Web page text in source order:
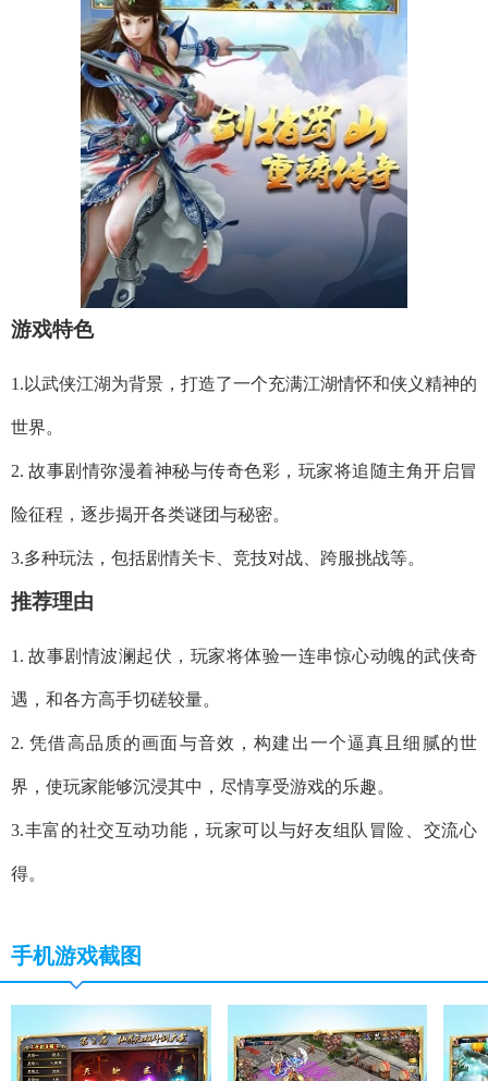
游戏特色
1.以武侠江湖为背景，打造了一个充满江湖情怀和侠义精神的
世界。
2. 故事剧情弥漫着神秘与传奇色彩，玩家将追随主角开启冒
险征程，逐步揭开各类谜团与秘密。
3.多种玩法，包括剧情关卡、竞技对战、跨服挑战等。
推荐理由
1. 故事剧情波澜起伏，玩家将体验一连串惊心动魄的武侠奇
遇，和各方高手切磋较量。
2. 凭借高品质的画面与音效，构建出一个逼真且细腻的世
界，使玩家能够沉浸其中，尽情享受游戏的乐趣。
3.丰富的社交互动功能，玩家可以与好友组队冒险、交流心
得。
手机游戏截图